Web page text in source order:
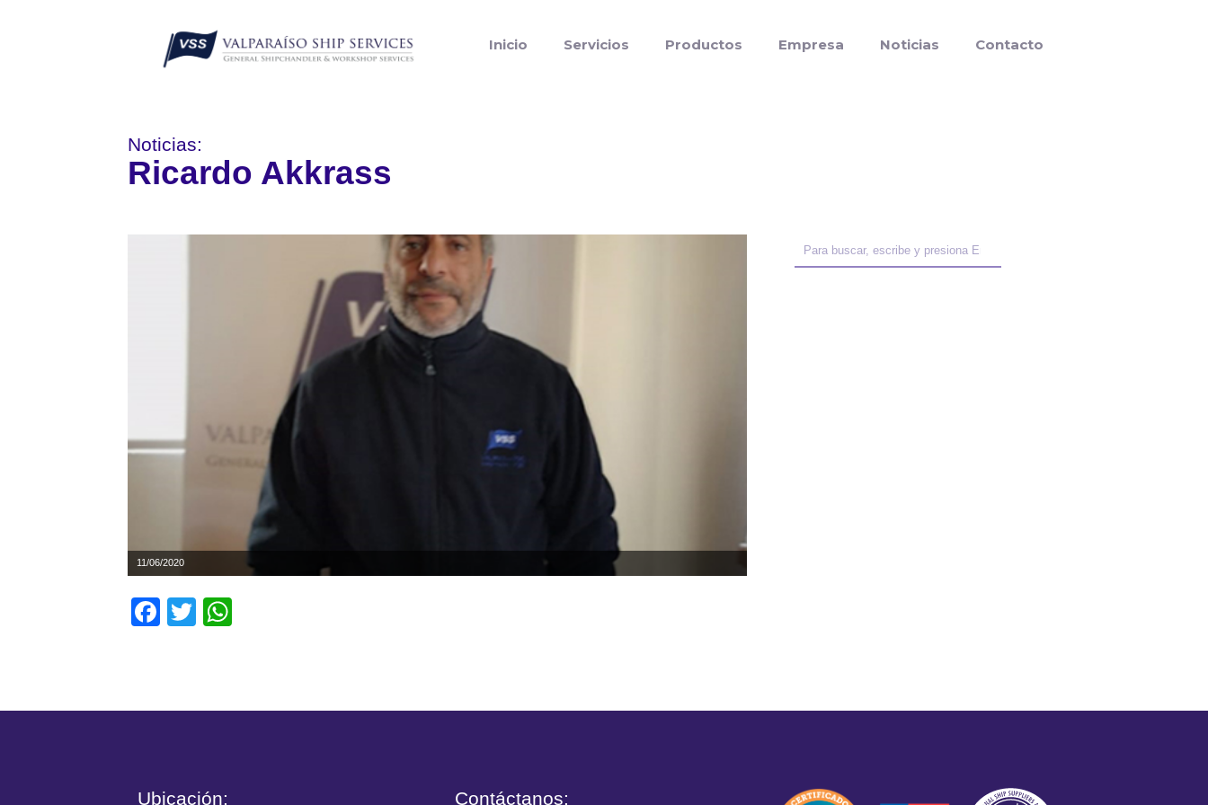
Inicio Servicios Productos Empresa Noticias Contacto
Noticias:
Ricardo Akkrass
11/06/2020
Facebook
Twitter
Ubicación: Contáctanos: